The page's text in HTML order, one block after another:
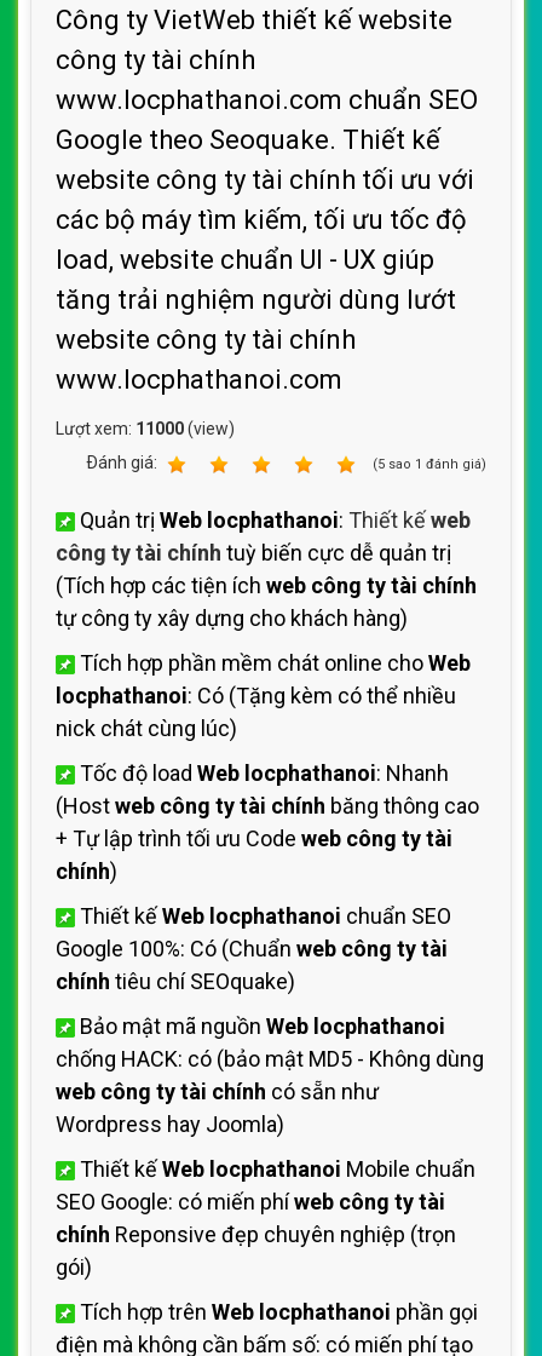
Công ty VietWeb thiết kế website
công ty tài chính
www.locphathanoi.com chuẩn SEO
Google theo Seoquake. Thiết kế
website công ty tài chính tối ưu với
các bộ máy tìm kiếm, tối ưu tốc độ
load, website chuẩn UI - UX giúp
tăng trải nghiệm người dùng lướt
website công ty tài chính
www.locphathanoi.com
Lượt xem: 11000(view)
Ðánh giá:
(5 sao 1 đánh giá)
Quản trị Web locphathanoi: Thiết kếweb
công ty tài chính tuỳ biến cực dễ quản trị
(Tích hợp các tiện ích web công ty tài chính
tự công ty xây dựng cho khách hàng)
Tích hợp phần mềm chát online choWeb
locphathanoi: Có (Tặng kèm có thể nhiều
nick chát cùng lúc)
Tốc độ load Web locphathanoi: Nhanh
(Hostweb công ty tài chính băng thông cao
+ Tự lập trình tối ưu Code web công ty tài
chính)
Thiết kếWeb locphathanoi chuẩn SEO
Google 100%: Có (Chuẩn web công ty tài
chính tiêu chí SEOquake)
Bảo mật mã nguồn Web locphathanoi
chống HACK: có (bảo mật MD5 - Không dùng
web công ty tài chính có sẵn như
Wordpress hay Joomla)
Thiết kếWeb locphathanoi Mobile chuẩn
SEO Google: có miến phíweb công ty tài
chính Reponsive đẹp chuyên nghiệp (trọn
gói)
Tích hợp trên Web locphathanoi phần gọi
điện mà không cần bấm số: có miến phí tạo